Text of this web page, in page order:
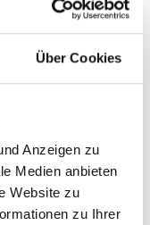
Über Cookies
Anzeigen zu
Medien anbieten
Website zu
zu Ihrer
Kliniken und
Peter Müller,
Monografie
Ellenbogen“ mit
PD Dr. med.